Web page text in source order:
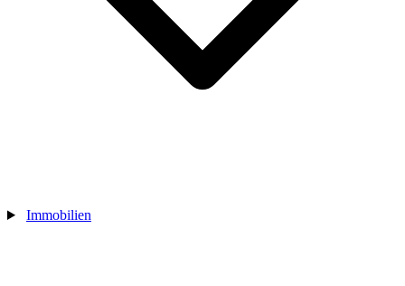
Immobilien